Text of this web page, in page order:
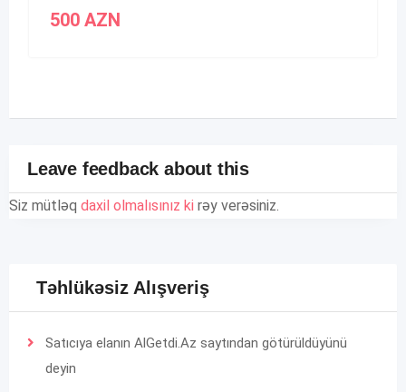
500 AZN
Leave feedback about this
Siz mütləq daxil olmalısınız ki rəy verəsiniz.
Təhlükəsiz Alışveriş
Satıcıya elanın AlGetdi.Az saytından götürüldüyünü
deyin